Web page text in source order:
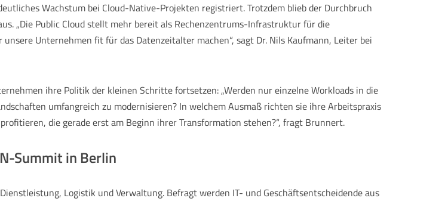
Wachstum bei Cloud-Native-Projekten registriert. Trotzdem blieb der Durchbruch
„Die Public Cloud stellt mehr bereit als Rechenzentrums-Infrastruktur für die
Unternehmen fit für das Datenzeitalter machen“, sagt Dr. Nils Kaufmann, Leiter bei
ihre Politik der kleinen Schritte fortsetzen: „Werden nur einzelne Workloads in die
umfangreich zu modernisieren? In welchem Ausmaß richten sie ihre Arbeitspraxis
die gerade erst am Beginn ihrer Transformation stehen?“, fragt Brunnert.
Summit in Berlin
Logistik und Verwaltung. Befragt werden IT- und Geschäftsentscheidende aus